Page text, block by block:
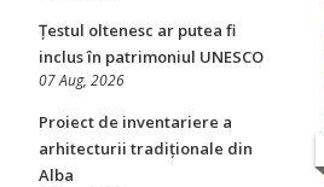
Țestul oltenesc ar putea fi
inclus în patrimoniul UNESCO
07 Aug, 2026
Proiect de inventariere a
arhitecturii tradiționale din
Alba